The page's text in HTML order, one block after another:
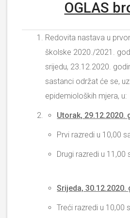
OGLAS
Redovita nastava u
školske 2020./2021.
srijedu, 23.12.2020.
sastanci održat će se,
epidemioloških mjera, u:
Utorak, 29.12.2020.
Prvi razredi u 10,00
Drugi razredi u 11,00
Srijeda, 30.12.2020.
Treći razredi u 10,00